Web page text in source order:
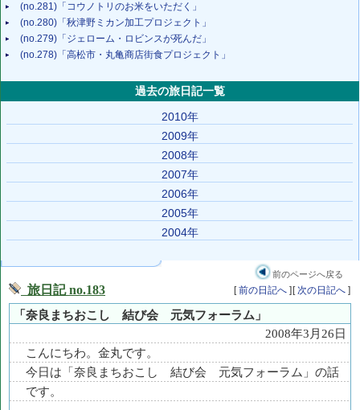
(no.281)「コウノトリのお米をいただく」
(no.280)「秋津野ミカン加工プロジェクト」
(no.279)「ジェローム・ロビンスが死んだ」
(no.278)「高松市・丸亀商店街食プロジェクト」
過去の旅日記一覧
2010年
2009年
2008年
2007年
2006年
2005年
2004年
前のページへ戻る
旅日記 no.183 [前の日記へ ] [ 次の日記へ ]
「奈良まちおこし 結び会 元気フォーラム」
2008年3月26日
こんにちわ。金丸です。
今日は「奈良まちおこし 結び会 元気フォーラム」の話
です。